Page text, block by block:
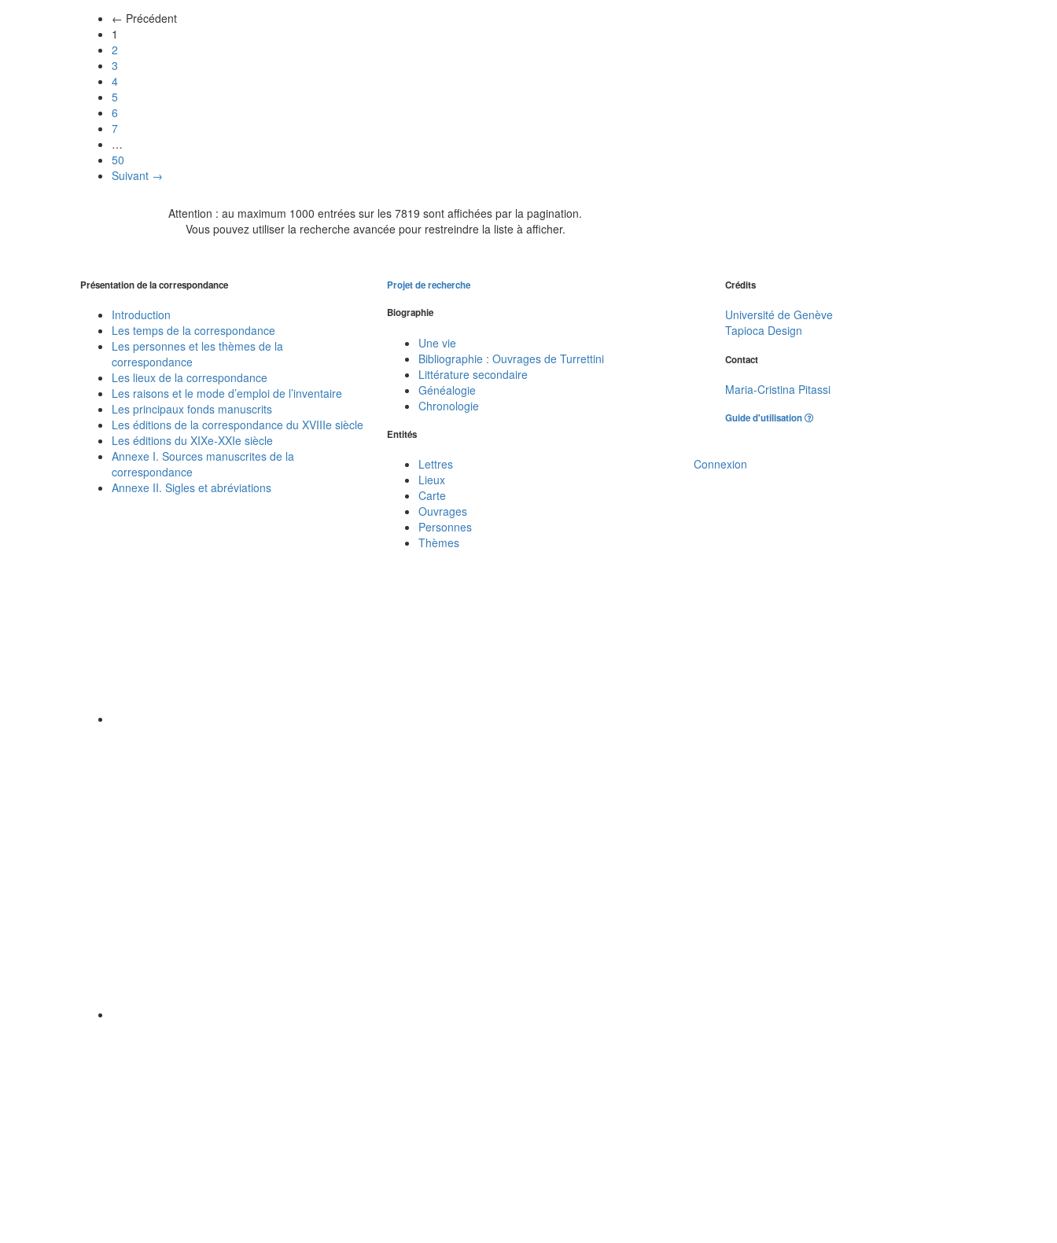
← Précédent
1
2
3
4
5
6
7
…
50
Suivant →
Attention : au maximum 1000 entrées sur les 7819 sont affichées par la pagination.
Vous pouvez utiliser la recherche avancée pour restreindre la liste à afficher.
Présentation de la correspondance
Introduction
Les temps de la correspondance
Les personnes et les thèmes de la
correspondance
Les lieux de la correspondance
Les raisons et le mode d’emploi de l’inventaire
Les principaux fonds manuscrits
Les éditions de la correspondance du XVIIIe siècle
Les éditions du XIXe-XXIe siècle
Annexe I. Sources manuscrites de la
correspondance
Annexe II. Sigles et abréviations
Projet de recherche
Biographie
Une vie
Bibliographie : Ouvrages de Turrettini
Littérature secondaire
Généalogie
Chronologie
Entités
Lettres
Lieux
Carte
Ouvrages
Personnes
Thèmes
Crédits
Université de Genève
Tapioca Design
Contact
Maria-Cristina Pitassi
Guide d'utilisation
Connexion